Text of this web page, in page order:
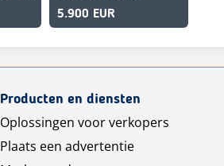
5.900 EUR
Producten en diensten
Oplossingen voor verkopers
Plaats een advertentie